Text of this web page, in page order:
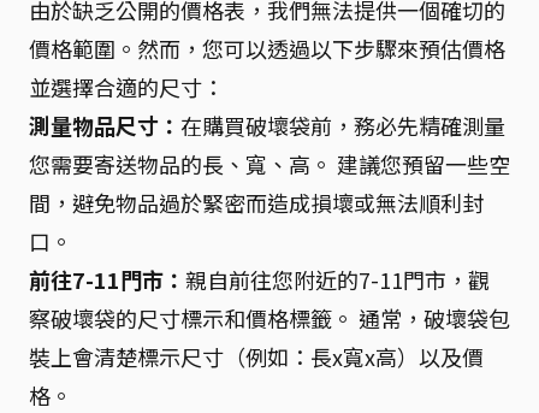
由於缺乏公開的價格表，我們無法提供一個確切的
價格範圍。然而，您可以透過以下步驟來預估價格
並選擇合適的尺寸：
測量物品尺寸： 在購買破壞袋前，務必先精確測量
您需要寄送物品的長、寬、高。 建議您預留一些空
間，避免物品過於緊密而造成損壞或無法順利封
口。
前往7-11門市： 親自前往您附近的7-11門市，觀
察破壞袋的尺寸標示和價格標籤。 通常，破壞袋包
裝上會清楚標示尺寸（例如：長x寬x高）以及價
格。